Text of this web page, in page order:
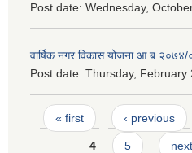
Post date: Wednesday,
वार्षिक नगर विकास योजना
Post date: Thursday, February
Pages
« first ‹ previous
4 5